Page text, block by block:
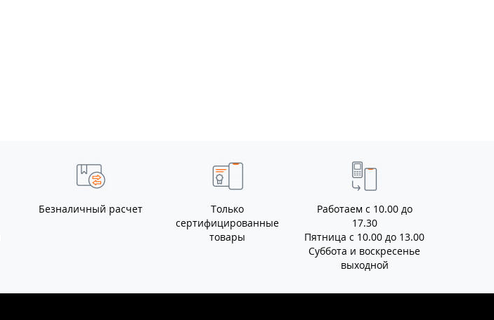
Безналичный расчет
Только
сертифицированные
товары
Работаем с 10.00 до
17.30
Пятница с 10.00 до 13.00
Суббота и воскресенье
выходной